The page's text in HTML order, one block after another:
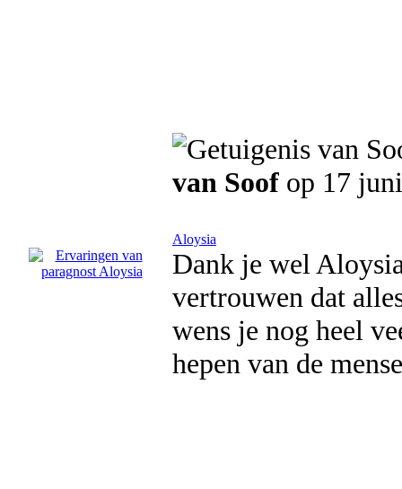
van Soof op 17
Aloysia
Dank je wel
vertrouwen dat
wens je nog heel
hepen van de